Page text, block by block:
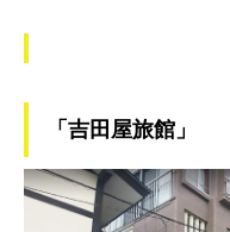
「吉田屋旅館」